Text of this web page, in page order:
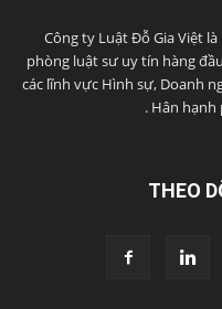
Công ty Luật Đỗ Gia Việt
phòng luật sư uy tín hàng
các lĩnh vực Hình sự, Doanh
. Hân hạnh
THEO